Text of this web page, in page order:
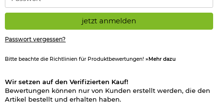
jetzt anmelden
Passwort vergessen?
Bitte beachte die Richtlinien für Produktbewertungen! »Mehr dazu
Wir setzen auf den Verifizierten Kauf!
Bewertungen können nur von Kunden erstellt werden, die den
Artikel bestellt und erhalten haben.